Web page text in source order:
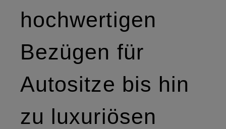
hochwertigen
Bezügen für
Autositze bis hin
zu luxuriösen